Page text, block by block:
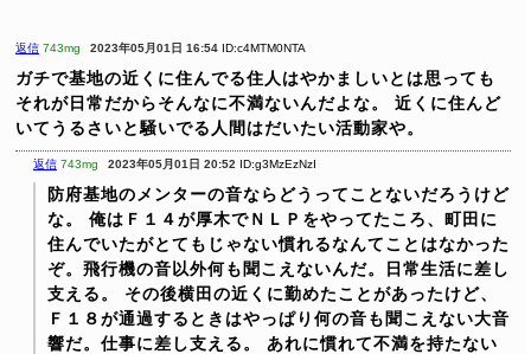
返信 743mg 2023年05月01日 16:54 ID:c4MTM0NTA
ガチで基地の近くに住んでる住人はやかましいとは思っても
それが日常だからそんなに不満ないんだよな。
近くに住んど
いてうるさいと騒いでる人間はだいたい活動家や。
返信 743mg 2023年05月01日 20:52 ID:g3MzEzNzI
防府基地のメンターの音ならどうってことないだろうけど
な。
俺はＦ１４が厚木でＮＬＰをやってたころ、町田に
住んでいたがとてもじゃない慣れるなんてことはなかった
ぞ。飛行機の音以外何も聞こえないんだ。日常生活に差し
支える。
その後横田の近くに勤めたことがあったけど、
Ｆ１８が通過するときはやっぱり何の音も聞こえない大音
響だ。仕事に差し支える。
あれに慣れて不満を持たない